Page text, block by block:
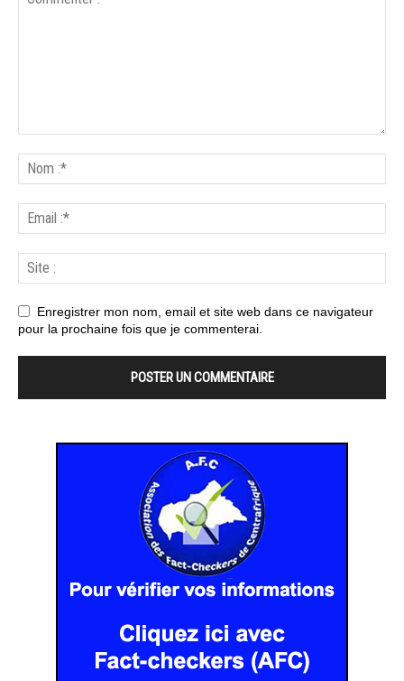
Enregistrer mon nom, email et site web dans ce navigateur
pour la prochaine fois que je commenterai.